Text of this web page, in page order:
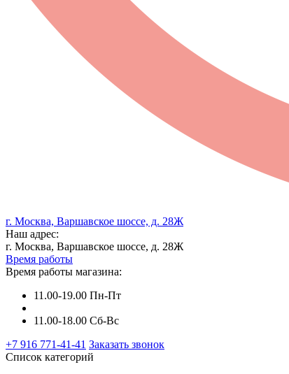
г. Москва, Варшавское шоссе, д. 28Ж
Наш адрес:
г. Москва, Варшавское шоссе, д. 28Ж
Время работы
Время работы магазина:
11.00-19.00 Пн-Пт
11.00-18.00 Сб-Вс
+7 916 771-41-41 Заказать звонок
Список категорий